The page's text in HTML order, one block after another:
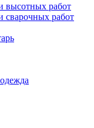
высотных работ
сварочных работ